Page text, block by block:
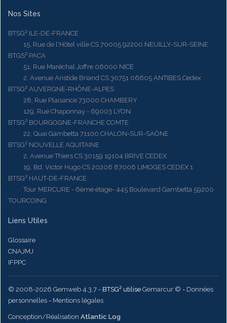
Nos Sites
BTSG² ILE-DE-FRANCE
15, Rue de l'Hôtel ville CS 70005 92200 NEUILLY-SUR-SEINE
BTGS² PACA
51, Rue Maréchal Joffre 06000 NICE
2, Avenue Aristide Briand CS 30751 06605 ANTIBES Cedex
BTSG² AUVERGNE-RHÔNE-ALPES
28, Rue Plaisance 73000 CHAMBERY
129, Rue Chaponnay - 69003 LYON
BTSG² BOURGOGNE-FRANCHE COMTE
22, Quai Gambetta 71100 CHALON-SUR-SAÔNE
BTSG² NOUVELLE AQUITAINE
2, Avenue Thiers CS 30159 19104 BRIVE CEDEX
19, Bd. Victor Hugo CS 20206 87006 LIMOGES CEDEX 1
BTSG² HAUT-DE-FRANCE
Tour MERCURE - 6ème étage- 445 Boulevard Gambetta 59200
TOURCOING
Liens Utiles
Glossaire
CNAJMJ
IFPPC
© 2008-2026 Gemweb 4.3.7 - BTSG² utilise Gemarcur © - Données
personnelles - Mentions légales
Conception/Réalisation Atlantic Log